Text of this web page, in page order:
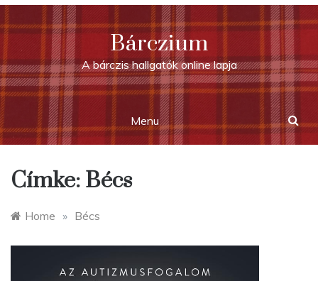
Skip
to
content
Bárczium
A bárczis hallgatók online lapja
Menu
Címke: Bécs
Home » Bécs